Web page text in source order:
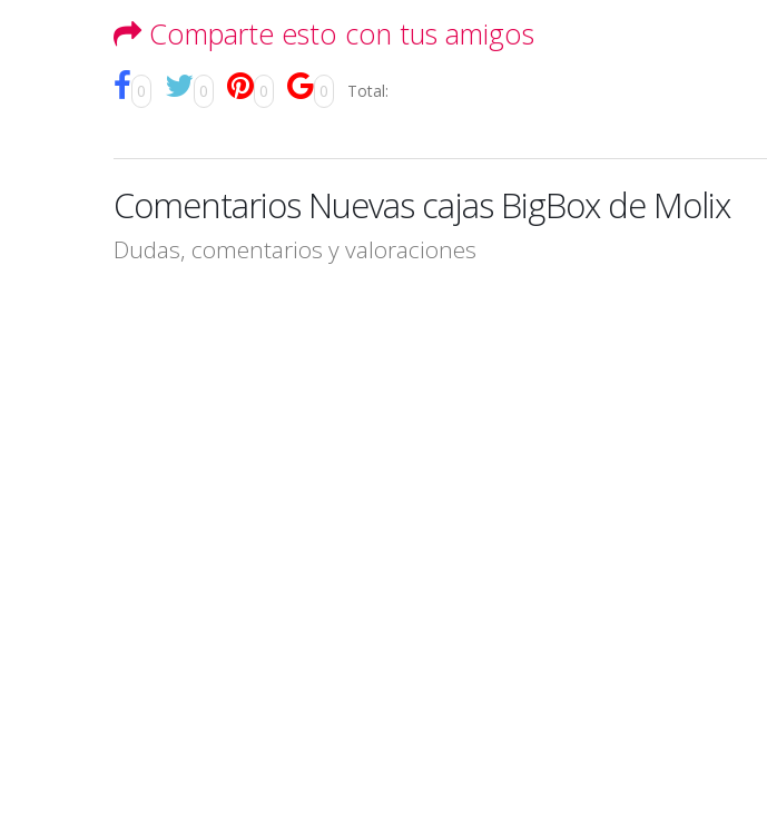
Comparte esto con tus amigos
0 0 0 0 Total:
Comentarios Nuevas cajas BigBox de Molix
Dudas, comentarios y valoraciones